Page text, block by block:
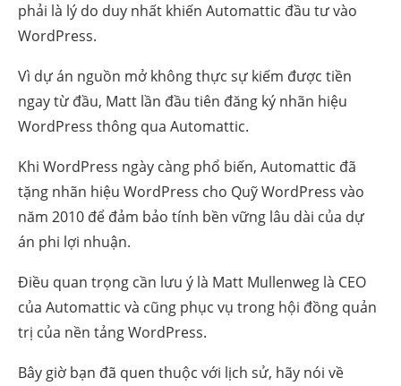
phải là lý do duy nhất khiến Automattic đầu tư vào
WordPress.
Vì dự án nguồn mở không thực sự kiếm được tiền
ngay từ đầu, Matt lần đầu tiên đăng ký nhãn hiệu
WordPress thông qua Automattic.
Khi WordPress ngày càng phổ biến, Automattic đã
tặng nhãn hiệu WordPress cho Quỹ WordPress vào
năm 2010 để đảm bảo tính bền vững lâu dài của dự
án phi lợi nhuận.
Điều quan trọng cần lưu ý là Matt Mullenweg là CEO
của Automattic và cũng phục vụ trong hội đồng quản
trị của nền tảng WordPress.
Bây giờ bạn đã quen thuộc với lịch sử, hãy nói về